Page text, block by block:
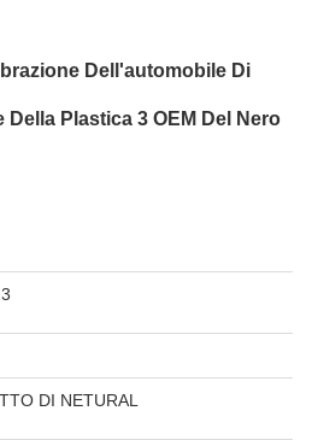
Dell'automobile Di
Plastica 3 OEM Del Nero
DI NETURAL